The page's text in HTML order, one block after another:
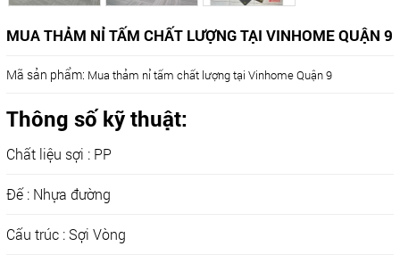
MUA THẢM NỈ TẤM CHẤT LƯỢNG TẠI VINHOME QUẬN 9
Mã sản phẩm: Mua thảm nỉ tấm chất lượng tại Vinhome Quận 9
Thông số kỹ thuật:
Chất liệu sợi : PP
Đế : Nhựa đường
Cấu trúc : Sợi Vòng